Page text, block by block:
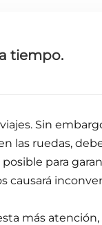
tiempo.
Sin
las ruedas,
para
causará
más